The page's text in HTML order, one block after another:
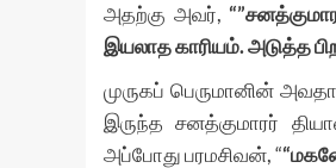
அதற்கு அவர்,“”
இயலாதகாரியம்.அடுத்த
முருகப் பெருமானின்
இருந்த சனத்குமாரர்
அப்போது பரமசிவன், ““